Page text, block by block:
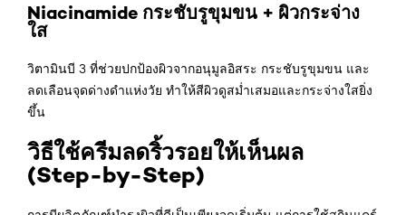
Niacinamide กระชับรูขุมขน + ผิวกระจ่าง
ใส
วิตามินบี 3 ที่ช่วยปกป้องผิวจากอนุมูลอิสระ กระชับรูขุมขน และ
ลดเลือนจุดด่างดำแห่งวัย ทำให้สีผิวดูสม่ำเสมอและกระจ่างใสยิ่ง
ขึ้น
วิธีใช้ครีมลดริ้วรอยให้เห็นผล
(Step-by-Step)